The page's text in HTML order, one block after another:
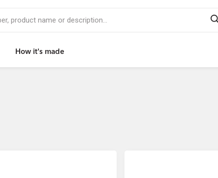
How it's made